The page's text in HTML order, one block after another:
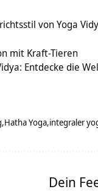
von Yoga
mit Kraft-Tieren
Entdecke die
Hatha Yoga integraler
Dein